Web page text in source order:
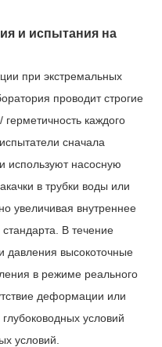
и испытания на
при экстремальных
проводит строгие
/ герметичность каждого
сначала
используют насосную
в трубки воды или
увеличивая внутреннее
стандарта. В течение
давления высокоточные
в режиме реального
деформации или
условий
условий.